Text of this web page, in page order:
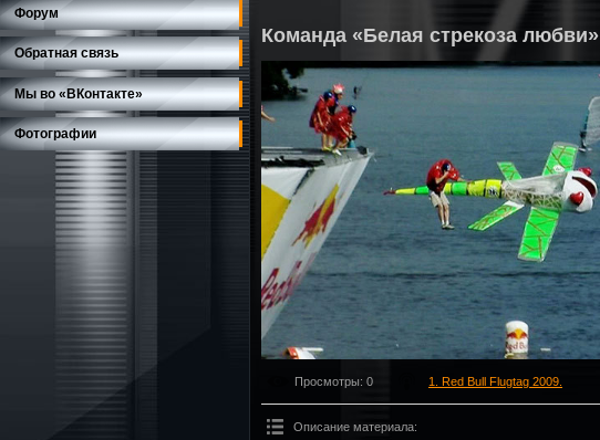
Форум
Обратная связь
Мы во «ВКонтакте»
Фотографии
Команда «Белая стрекоза любви»
Просмотры: 0 1. Red Bull Flugtag 2009.
Описание материала: